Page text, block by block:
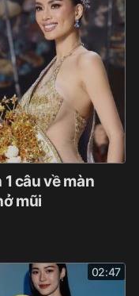
câu về màn
mũi
02:47